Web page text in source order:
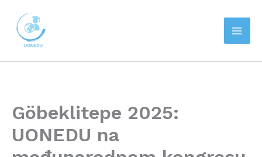
content
Göbeklitepe 2025:
UONEDU na